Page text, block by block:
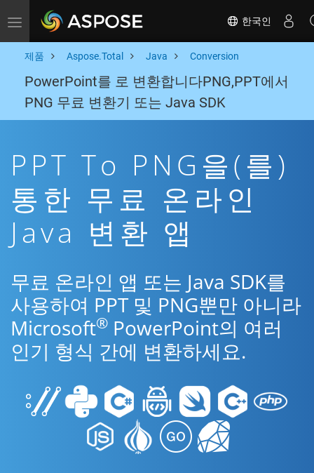
Toggle navigation 한국인
제품 Aspose.Total Java Conversion
PowerPoint를 로 변환합니다PNG,PPT에서
PNG 무료 변환기 또는 Java SDK
PPT To PNG을(를)
통한 무료 온라인
Java 변환 앱
무료 온라인 앱 또는 Java SDK를
사용하여 PPT 및 PNG뿐만 아니라
Microsoft® PowerPoint의 여러
인기 형식 간에 변환하세요.